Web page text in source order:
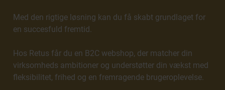
Med den rigtige løsning kan du få skabt grundlaget for
en succesfuld fremtid.
Hos Retus får du en B2C webshop, der matcher din
virksomheds ambitioner og understøtter din vækst med
fleksibilitet, frihed og en fremragende brugeroplevelse.